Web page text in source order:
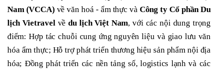
Nam (VCCA) về văn hoá - ẩm thực và Công ty Cổ phần Du
lịch Vietravelvềdu lịch Việt Nam, với các nội dung trọng
điểm:Hợp tác chuỗi cung ứng nguyên liệu và giao lưu văn
hóa ẩm thực; Hỗ trợ phát triển thương hiệu sản phẩm nội địa
hóa; Đồng phát triển các nền tảng số, logistics lạnh và các